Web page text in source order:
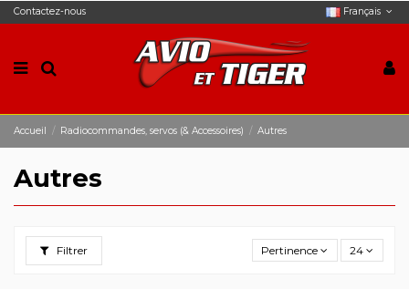
Contactez-nous Français
Accueil Radiocommandes, servos (& Accessoires) Autres
Autres
Filtrer Pertinence 24